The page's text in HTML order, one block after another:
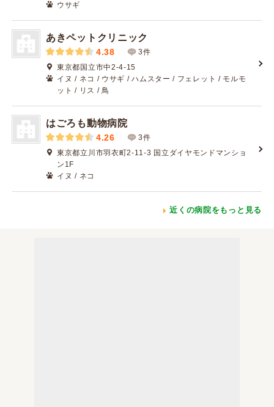
ウサギ
あきペットクリニック
4.38
3件
東京都国立市中2-4-15
イヌ / ネコ / ウサギ / ハムスター / フェレット / モルモ
ット / リス / 鳥
はごろも動物病院
4.26
3件
東京都立川市羽衣町2-11-3 国立ダイヤモンドマンショ
ン1F
イヌ / ネコ
近くの病院をもっと見る